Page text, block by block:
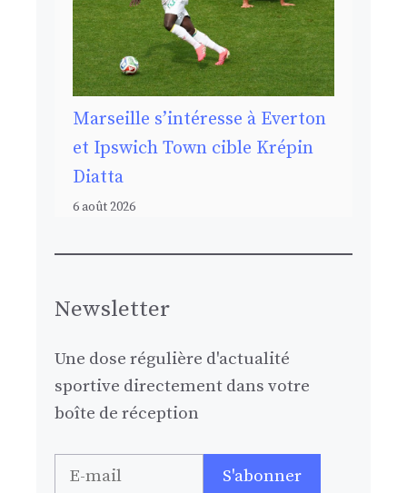
Marseille s’intéresse à Everton
et Ipswich Town cible Krépin
Diatta
6 août 2026
Newsletter
Une dose régulière d'actualité
sportive directement dans votre
boîte de réception